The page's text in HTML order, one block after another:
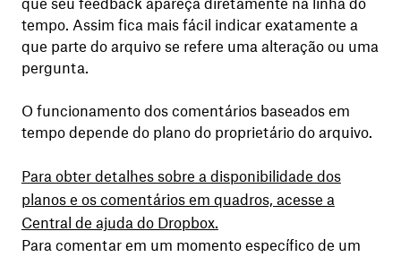
que seu feedback apareça diretamente na linha do
tempo. Assim fica mais fácil indicar exatamente a
que parte do arquivo se refere uma alteração ou uma
pergunta.
O funcionamento dos comentários baseados em
tempo depende do plano do proprietário do arquivo.
Para obter detalhes sobre a disponibilidade dos
planos e os comentários em quadros, acesse a
Central de ajuda do Dropbox.
Para comentar em um momento específico de um